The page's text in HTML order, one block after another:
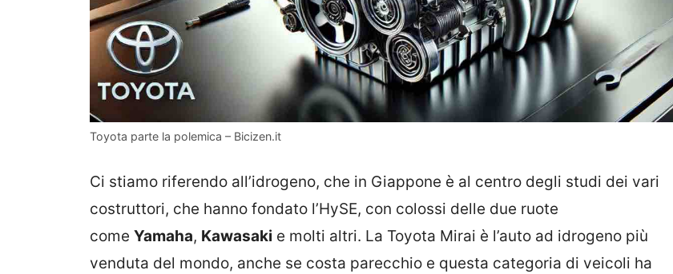
Toyota parte la polemica – Bicizen.it
Ci stiamo riferendo all’idrogeno, che in Giappone è al centro degli studi dei vari
costruttori, che hanno fondato l’HySE, con colossi delle due ruote
come Yamaha, Kawasaki e molti altri. La Toyota Mirai è l’auto ad idrogeno più
venduta del mondo, anche se costa parecchio e questa categoria di veicoli ha